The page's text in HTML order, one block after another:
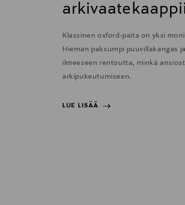
Klassinen oxford-paita on yksi
Hieman paksumpi puuvillakangas
ilmeeseen rentoutta, minkä
arkipukeutumiseen.
LUE LISÄÄ